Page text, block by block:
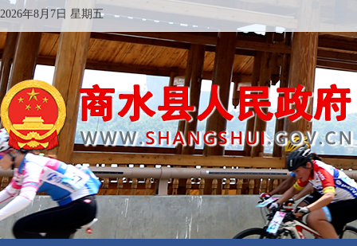
2026年8月7日 星期五